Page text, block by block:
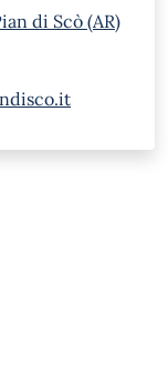
di Scò (AR)